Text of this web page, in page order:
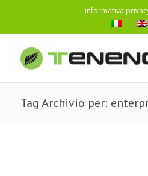
informativa
Tag Archivio per: